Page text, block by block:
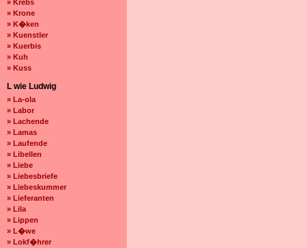
» Krebs
» Krone
» K�ken
» Kuenstler
» Kuerbis
» Kuh
» Kuss
L wie Ludwig
» La-ola
» Labor
» Lachende
» Lamas
» Laufende
» Libellen
» Liebe
» Liebesbriefe
» Liebeskummer
» Lieferanten
» Lila
» Lippen
» L�we
» Lokf�hrer